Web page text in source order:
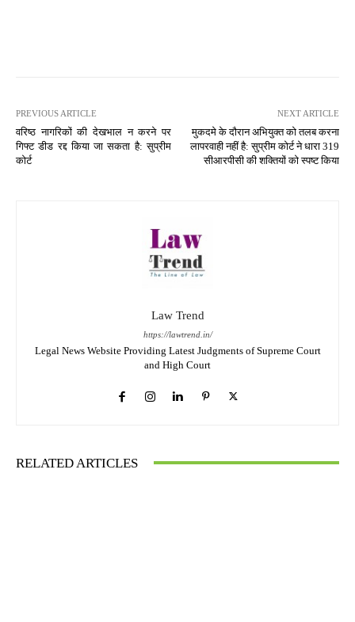
PREVIOUS ARTICLE
वरिष्ठ नागरिकों की देखभाल न करने पर
गिफ्ट डीड रद्द किया जा सकता है: सुप्रीम
कोर्ट
NEXT ARTICLE
मुकदमे के दौरान अभियुक्त को तलब करना
लापरवाही नहीं है: सुप्रीम कोर्ट ने धारा 319
सीआरपीसी की शक्तियों को स्पष्ट किया
Law Trend
https://lawtrend.in/
Legal News Website Providing Latest Judgments of Supreme Court
and High Court
RELATED ARTICLES